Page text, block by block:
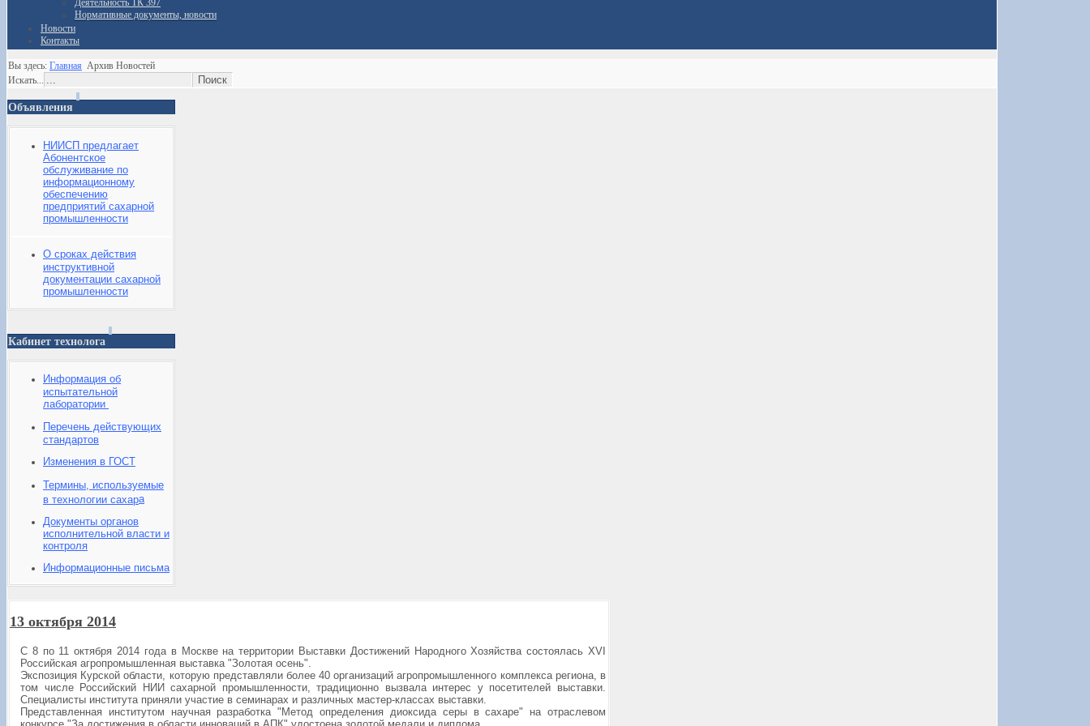
Деятельность ТК 397
Нормативные документы, новости
Новости
Контакты
Вы здесь: Главная Архив Новостей
Искать...
Объявления
НИИСП предлагает
Абонентское
обслуживание по
информационному
обеспечению
предприятий сахарной
промышленности
О сроках действия
инструктивной
документации сахарной
промышленности
Кабинет технолога
Информация об
испытательной
лаборатории
Перечень действующих
стандартов
Изменения в ГОСТ
Термины, используемые
в технологии сахара
Документы органов
исполнительной власти и
контроля
Информационные письма
13 октября 2014
С 8 по 11 октября 2014 года в Москве на территории Выставки Достижений Народного Хозяйства состоялась XVI
Российская агропромышленная выставка "Золотая осень".
Экспозиция Курской области, которую представляли более 40 организаций агропромышленного комплекса региона, в
том числе Российский НИИ сахарной промышленности, традиционно вызвала интерес у посетителей выставки.
Специалисты института приняли участие в семинарах и различных мастер-классах выставки.
Представленная институтом научная разработка "Метод определения диоксида серы в сахаре" на отраслевом